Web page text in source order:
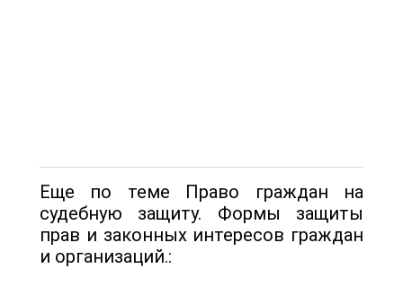
Еще по теме Право граждан на
судебную защиту. Формы защиты
прав и законных интересов граждан
и организаций.: